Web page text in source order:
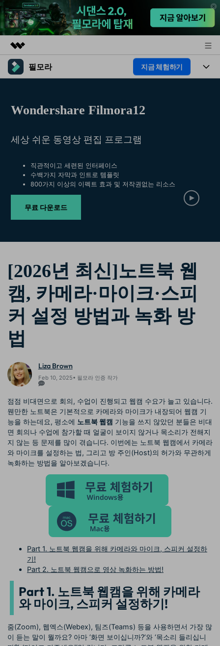
주요 제품
개요
회사 소개
뉴스룸
플랜 및 가격
필모라 지금 체험하기
플랫폼
AI
AI 기능 HOT
영상 편집 자료실
동영상 편집하기
도움말 센터
고객 지원
더 알아보기
검색
Wondershare Filmora12
세상 쉬운 동영상 편집 프로그램
직관적이고 세련된 인터페이스
수백가지 자막과 인트로 템플릿
800가지 이상의 이펙트 효과 및 저작권없는 리소스
무료 다운로드
[2026년 최신]노트북 웹
캠, 카메라·마이크·스피
커 설정 방법과 녹화 방
법
Liza Brown
Feb 10, 2025• 필모라 인증 작가
점점 비대면으로 회의, 수업이 진행되고 웹캠 수요가 늘고 있습니다.
웬만한 노트북은 기본적으로 카메라와 마이크가 내장되어 웹캠 기
능을 하는데요, 평소에 노트북 웹캠 기능을 쓰지 않았던 분들은 비대
면 회의나 수업에 참가할 때 얼굴이 보이지 않거나 목소리가 전해지
지 않는 등 문제를 많이 겪습니다. 이번에는 노트북 웹캠에서 카메라
와 마이크를 설정하는 법, 그리고 방 주인(Host)의 허가와 무관하게
녹화하는 방법을 알아보겠습니다.
Part 1. 노트북 웹캠을 위해 카메라와 마이크, 스피커 설정하
기!
Part 2. 노트북 웹캠으로 영상 녹화하는 방법!
Part 1. 노트북 웹캠을 위해 카메라
와 마이크, 스피커 설정하기!
줌(Zoom), 웹엑스(Webex), 팀즈(Teams) 등을 사용하면서 가장 많
이 듣는 말이 뭘까요? 아마 ‘화면 보이십니까?’와 ‘목소리 들리십니